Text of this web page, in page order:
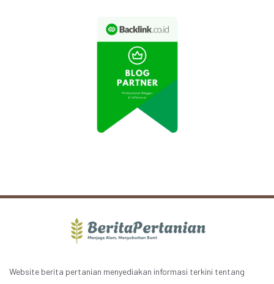
Website berita pertanian menyediakan informasi terkini tentang